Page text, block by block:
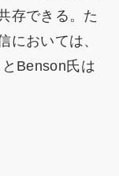
存できる。た
においては、
Benson氏は